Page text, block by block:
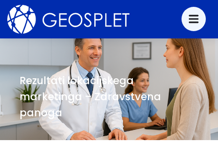
Rezultati lokacijskega
marketinga – Zdravstvena
panoga